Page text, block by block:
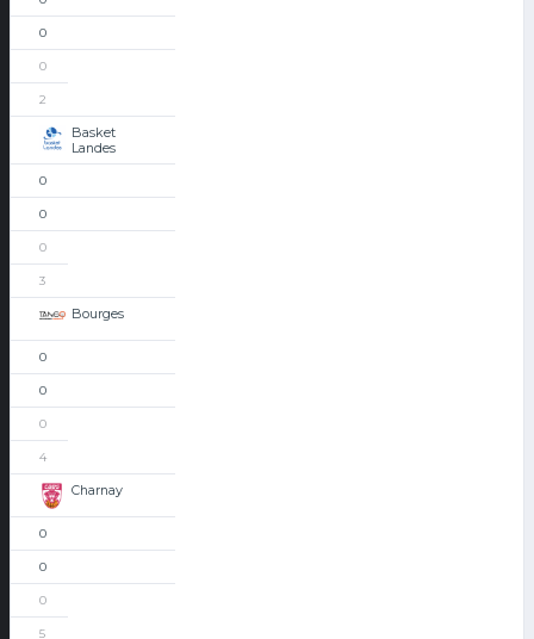
0
0
2
Basket
Landes
0
0
0
3
Bourges
0
0
0
4
Charnay
0
0
0
5